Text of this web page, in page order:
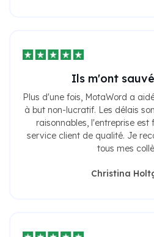
Ils m'ont
Plus d'une fois, MotaWord a
à but non-lucratif. Les délais
raisonnables, l'entreprise est
service client de qualité. Je
tous mes
Christina